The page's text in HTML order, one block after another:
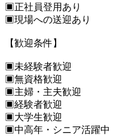
▣正社員登用あり
▣現場への送迎あり
【歓迎条件】
▣未経験者歓迎
▣無資格歓迎
▣主婦・主夫歓迎
▣経験者歓迎
▣大学生歓迎
▣中高年・シニア活躍中